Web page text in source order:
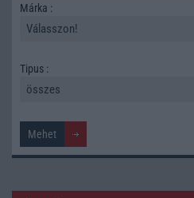
Márka :
Tipus :